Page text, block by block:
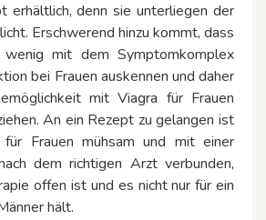
erhältlich, denn sie unterliegen der
Erschwerend hinzu kommt, dass
mit dem Symptomkomplex
bei Frauen auskennen und daher
mit Viagra für Frauen
An ein Rezept zu gelangen ist
Frauen mühsam und mit einer
dem richtigen Arzt verbunden,
offen ist und es nicht nur für ein
hält.